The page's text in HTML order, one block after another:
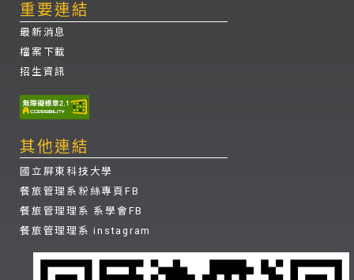
重要連結
最新消息
檔案下載
招生資訊
其他連結
國立屏東科技大學
餐旅管理系粉絲專頁FB
餐旅管理理系 系學會FB
餐旅管理理系 instagram